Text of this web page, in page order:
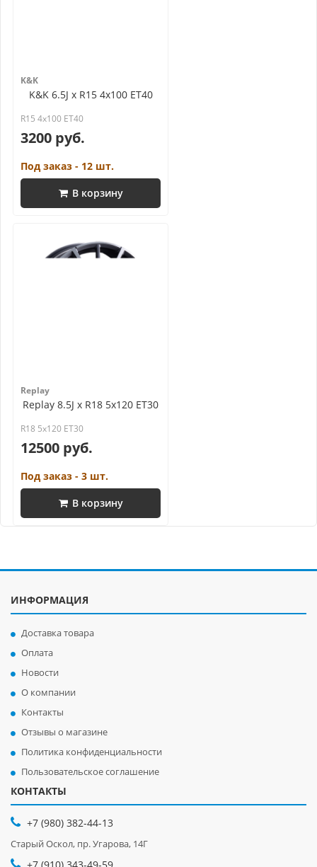
K&K
K&K 6.5J x R15 4x100 ET40
R15 4x100 ET40
3200 руб.
Под заказ - 12 шт.
В корзину
Replay
Replay 8.5J x R18 5x120 ET30
R18 5x120 ET30
12500 руб.
Под заказ - 3 шт.
В корзину
ИНФОРМАЦИЯ
Доставка товара
Оплата
Новости
О компании
Контакты
Отзывы о магазине
Политика конфиденциальности
Пользовательское соглашение
КОНТАКТЫ
+7 (980) 382-44-13
Старый Оскол, пр. Угарова, 14Г